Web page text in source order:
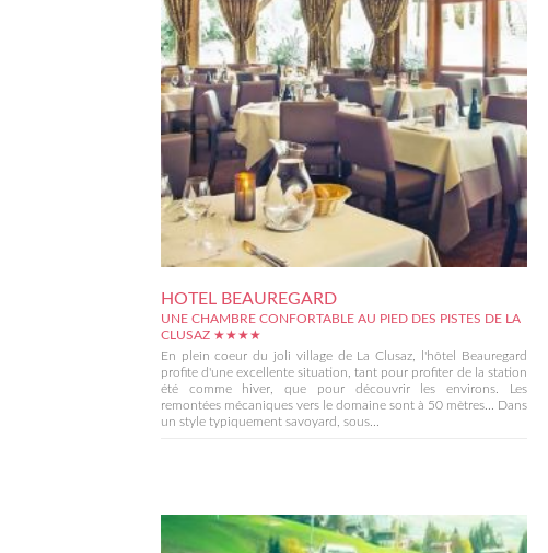
HOTEL BEAUREGARD
UNE CHAMBRE CONFORTABLE AU PIED DES PISTES DE LA
CLUSAZ ★★★★
En plein coeur du joli village de La Clusaz, l'hôtel Beauregard
profite d'une excellente situation, tant pour profiter de la station
été comme hiver, que pour découvrir les environs. Les
remontées mécaniques vers le domaine sont à 50 mètres... Dans
un style typiquement savoyard, sous...